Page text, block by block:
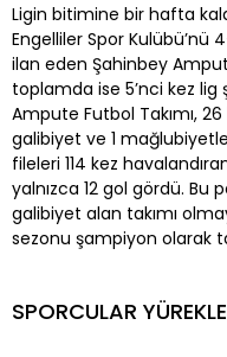
Ligin bitimine bir hafta
Engelliler Spor
ilan eden Şahinbey
toplamda ise 5’nci kez
Ampute Futbol Takımı,
galibiyet ve 1
fileleri 114 kez
yalnızca 12 gol gördü. Bu
galibiyet alan takımı
sezonu şampiyon olarak
SPORCULAR